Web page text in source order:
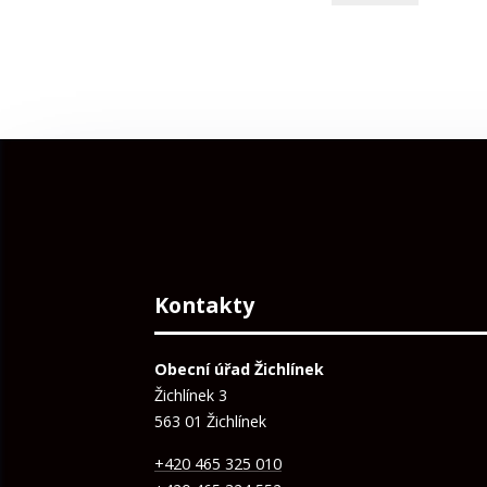
Kontakty
Obecní úřad Žichlínek
Žichlínek 3
563 01 Žichlínek
+420 465 325 010